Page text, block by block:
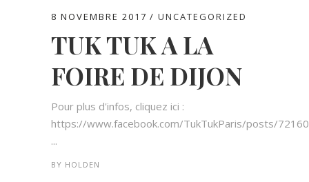
8 NOVEMBRE 2017 UNCATEGORIZED
TUK TUK A LA
FOIRE DE DIJON
Pour plus d'infos, cliquez ici :
https://www.facebook.com/TukTukParis/posts/
...
BY HOLDEN